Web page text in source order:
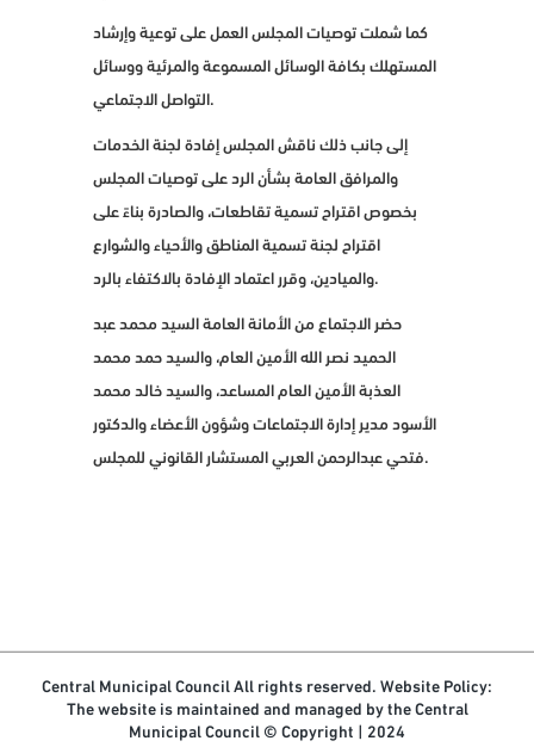
كما شملت توصيات المجلس العمل على توعية وإرشاد
المستهلك بكافة الوسائل المسموعة والمرئية ووسائل
التواصل الاجتماعي.
إلى جانب ذلك ناقش المجلس إفادة لجنة الخدمات
والمرافق العامة بشأن الرد على توصيات المجلس
بخصوص اقتراح تسمية تقاطعات، والصادرة بناءً على
اقتراح لجنة تسمية المناطق والأحياء والشوارع
والميادين، وقرر اعتماد الإفادة بالاكتفاء بالرد.
حضر الاجتماع من الأمانة العامة السيد محمد عبد
الحميد نصر الله الأمين العام، والسيد حمد محمد
العذبة الأمين العام المساعد، والسيد خالد محمد
الأسود مدير إدارة الاجتماعات وشؤون الأعضاء والدكتور
فتحي عبدالرحمن العربي المستشار القانوني للمجلس.
Central Municipal Council All rights reserved. Website Policy:
The website is maintained and managed by the Central
Municipal Council © Copyright
| 2024